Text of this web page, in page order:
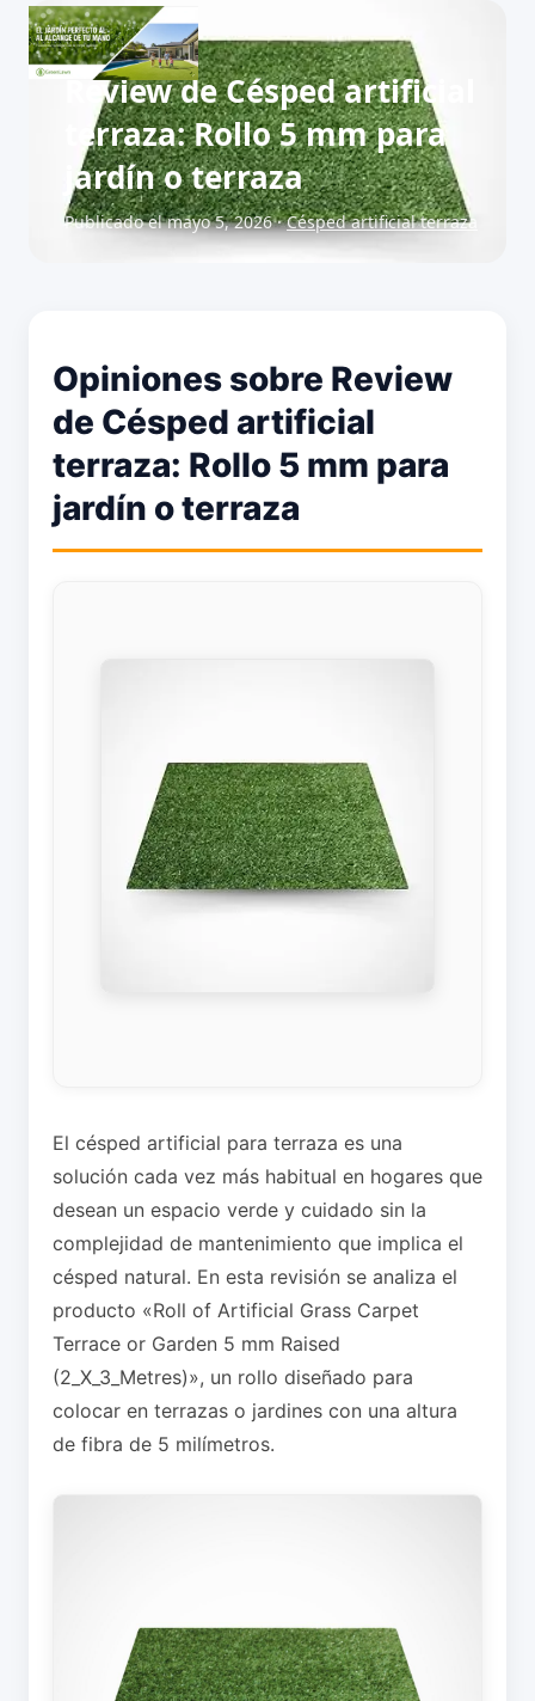
Review de Césped artificial
terraza: Rollo 5 mm para
jardín o terraza
Publicado el mayo 5, 2026 ·Césped artificial terraza
Opiniones sobre Review
de Césped artificial
terraza: Rollo 5 mm para
jardín o terraza
El césped artificial para terraza es una
solución cada vez más habitual en hogares que
desean un espacio verde y cuidado sin la
complejidad de mantenimiento que implica el
césped natural. En esta revisión se analiza el
producto «Roll of Artificial Grass Carpet
Terrace or Garden 5 mm Raised
(2_X_3_Metres)», un rollo diseñado para
colocar en terrazas o jardines con una altura
de fibra de 5 milímetros.